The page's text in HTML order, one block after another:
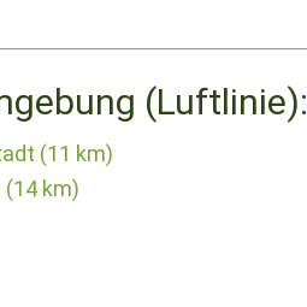
(Luftlinie):
(11 km)
km)